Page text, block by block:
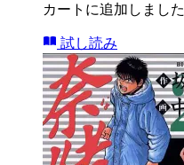
カートに追加しました
試し読み